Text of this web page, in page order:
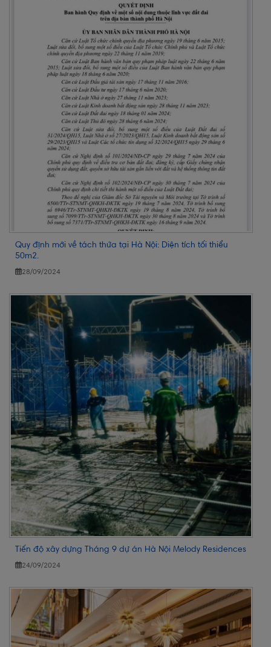
Quy định mới về tách thửa tại Hà Nội: Diện tích tối thiểu
50m2.
28/09/2024
Tiến độ xây dựng Tháng 9 dự án Hà Nội Melody Residences
24/09/2024